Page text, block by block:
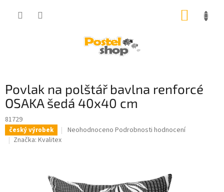
Povlak na polštář bavlna renforcé
OSAKA šedá 40x40 cm
81729
český výrobek
Průměrné
5
Neohodnoceno Podrobnosti hodnocení
Značka: Kvalitex